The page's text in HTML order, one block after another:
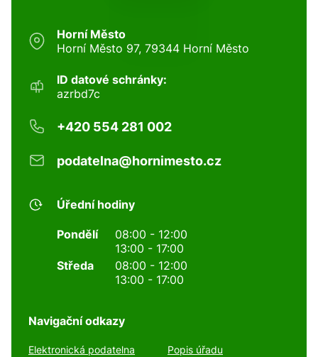
Horní Město
Horní Město 97, 79344 Horní Město
ID datové schránky:
azrbd7c
+420 554 281 002
podatelna@hornimesto.cz
Úřední hodiny
Pondělí
08:00 - 12:00
13:00 - 17:00
Středa
08:00 - 12:00
13:00 - 17:00
Navigační odkazy
Elektronická podatelna Popis úřadu